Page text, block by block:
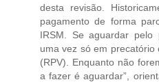
desta revisão.
pagamento de forma
IRSM. Se aguardar pelo
uma vez só em precatório
(RPV). Enquanto não
a fazer é aguardar”,